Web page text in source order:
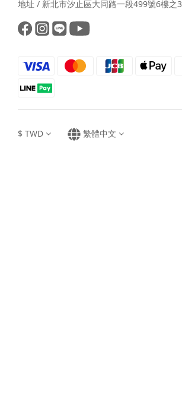
地址 / 新北市汐止區大同路一段499號6樓之3
$ TWD 繁體中文